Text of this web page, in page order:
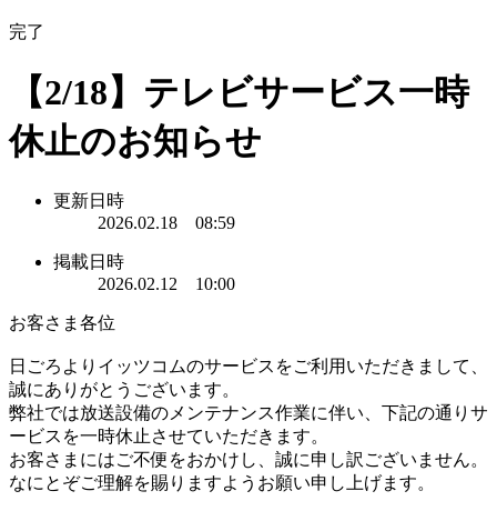
完了
【2/18】テレビサービス一時
休止のお知らせ
更新日時
2026.02.18 08:59
掲載日時
2026.02.12 10:00
お客さま各位
日ごろよりイッツコムのサービスをご利用いただきまして、
誠にありがとうございます。
弊社では放送設備のメンテナンス作業に伴い、下記の通りサ
ービスを一時休止させていただきます。
お客さまにはご不便をおかけし、誠に申し訳ございません。
なにとぞご理解を賜りますようお願い申し上げます。